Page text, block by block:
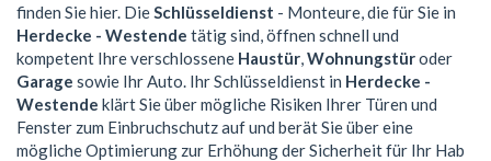
finden Sie hier. DieSchlüsseldienst - Monteure, die für Sie in
Herdecke - Westende tätig sind, öffnen schnell und
kompetent Ihre verschlossene Haustür,Wohnungstüroder
Garage sowie Ihr Auto. Ihr Schlüsseldienst in Herdecke -
Westende klärt Sie über mögliche Risiken Ihrer Türen und
Fenster zum Einbruchschutz auf und berät Sie über eine
mögliche Optimierung zur Erhöhung der Sicherheit für Ihr Hab